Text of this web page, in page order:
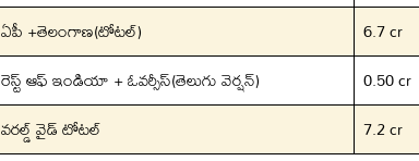
ఏపీ +తెలంగాణ(టోటల్)
6.7 cr
రెస్ట్ ఆఫ్ ఇండియా + ఓవర్సీస్(తెలుగు వెర్షన్)
0.50 cr
వరల్డ్ వైడ్ టోటల్
7.2 cr